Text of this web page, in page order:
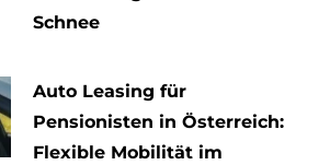
Schnee
Auto Leasing für
Pensionisten in Österreich:
Flexible Mobilität im